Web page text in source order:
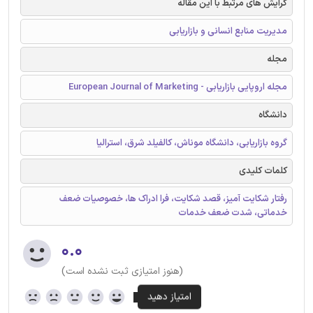
گرایش های مرتبط با این مقاله
مدیریت منابع انسانی و بازاریابی
مجله
مجله اروپایی بازاریابی - European Journal of Marketing
دانشگاه
گروه بازاریابی، دانشگاه موناش، کالفیلد شرق، استرالیا
کلمات کلیدی
رفتار شکایت آمیز، قصد شکایت، فرا ادراک ها، خصوصیات ضعف
خدماتی، شدت ضعف خدمات
۰.۰
(هنوز امتیازی ثبت نشده است)